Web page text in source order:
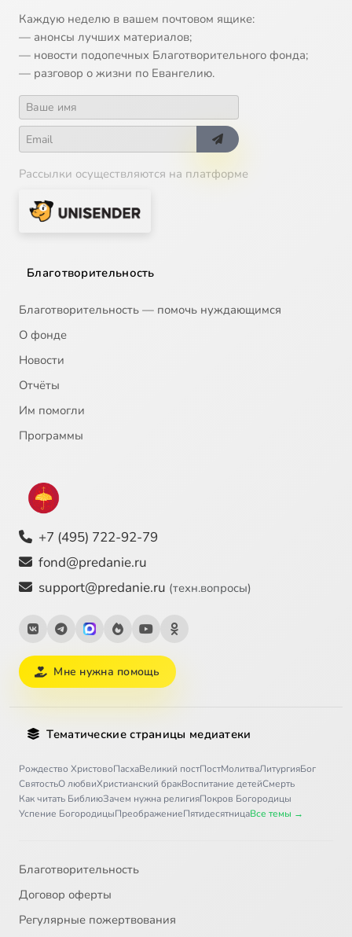
Каждую неделю в вашем почтовом ящике:
— анонсы лучших материалов;
— новости подопечных Благотворительного фонда;
— разговор о жизни по Евангелию.
Рассылки осуществляются на платформе
Благотворительность
Благотворительность — помочь нуждающимся
О фонде
Новости
Отчёты
Им помогли
Программы
+7 (495) 722-92-79
fond@predanie.ru
support@predanie.ru (техн.вопросы)
Мне нужна помощь
Тематические страницы медиатеки
Рождество ХристовоПасхаВеликий постПостМолитваЛитургияБог
СвятостьО любвиХристианский бракВоспитание детейСмерть
Как читать БиблиюЗачем нужна религияПокров Богородицы
Успение БогородицыПреображениеПятидесятницаВсе темы →
Благотворительность
Договор оферты
Регулярные пожертвования